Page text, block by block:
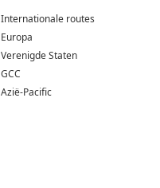
Internationale routes
Europa
Verenigde Staten
GCC
Azië-Pacific